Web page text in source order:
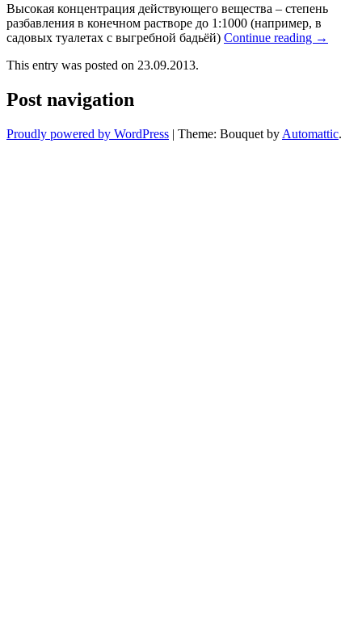
Высокая концентрация действующего вещества – степень
разбавления в конечном растворе до 1:1000 (например, в
садовых туалетах с выгребной бадьёй) Continue reading →
This entry was posted on 23.09.2013.
Post navigation
Proudly powered by WordPress | Theme: Bouquet by Automattic.